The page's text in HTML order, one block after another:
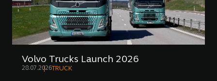
Volvo Trucks Launch 2026
28.07.2026TRUCK